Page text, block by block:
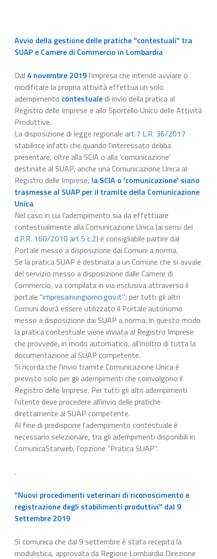
Avvio della gestione delle pratiche "contestuali" tra
SUAP e Camere di Commercio in Lombardia
Dal 4 novembre 2019l’impresa che intende avviare o
modificare la propria attività effettua un solo
adempimento contestualedi invio della pratica al
Registro delle Imprese e allo Sportello Unico delle Attività
Produttive.
La disposizione di legge regionale art.7 L.R. 36/2017
stabilisce infatti che quando l'interessato debba
presentare, oltre alla SCIA o alla 'comunicazione'
destinate al SUAP, anche una Comunicazione Unica al
Registro delle Imprese, la SCIA o 'comunicazione' siano
trasmesse al SUAP per il tramite della Comunicazione
Unica.
Nel caso in cui l'adempimento sia da effettuare
contestualmente alla Comunicazione Unica (ai sensi del
d.P.R. 160/2010 art.5 c.2) è consigliabile partire dal
Portale messo a disposizione dai Comuni a norma.
Se la pratica SUAP è destinata a un Comune che si avvale
del servizio messo a disposizione dalle Camere di
Commercio, va compilata in via esclusiva attraverso il
portale "impresainungiorno.gov.it"; per tutti gli altri
Comuni dovrà essere utilizzato il Portale autonomo
messo a disposizione dai SUAP a norma. In questo modo
la pratica contestuale viene inviata al Registro Imprese
che provvede, in modo automatico, all'inoltro di tutta la
documentazione al SUAP competente.
Si ricorda che l'invio tramite Comunicazione Unica è
previsto solo per gli adempimenti che coinvolgono il
Registro delle Imprese. Per tutti gli altri adempimenti
l'utente deve procedere all'invio delle pratiche
direttamente al SUAP competente.
Al fine di predisporre l'adempimento contestuale è
necessario selezionare, tra gli adempimenti disponibili in
ComunicaStarweb, l'opzione "Pratica SUAP".
.
"Nuovi procedimenti veterinari di riconoscimento e
registrazione degli stabilimenti produttivi" dal 9
Settembre 2019
Si comunica che dal 9 settembre è stata recepita la
modulistica, approvata da Regione Lombardia Direzione